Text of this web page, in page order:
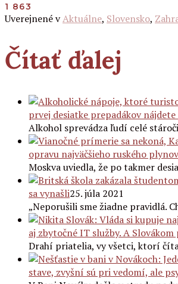
1 863
Uverejnené vAktuálne, Slovensko,
Čítať ďalej
prvej desiatke prepadákov
Alkohol sprevádza ľudí celé
opravu najväčšieho ruského
Moskva uviedla, že po takmer
sa vynašli25. júla 2021
„Neporušili sme žiadne pravidlá.
aj zbytočné IT služby. A
Drahí priatelia, vy všetci, ktorí
stave, zvyšní sú pri vedomí, ale